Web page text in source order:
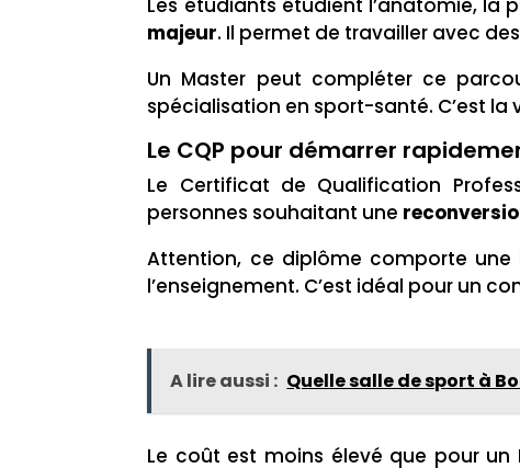
Les étudiants étudient l’anatomie, la
majeur. Il permet de travailler avec
Un Master peut compléter ce
spécialisation en sport-santé. C’est
Le CQP pour démarrer
Le Certificat de Qualification
personnes souhaitant une
Attention, ce diplôme comporte une
l’enseignement. C’est idéal pour un
A lire aussi : Quelle salle de sport à
Le coût est moins élevé que pour un